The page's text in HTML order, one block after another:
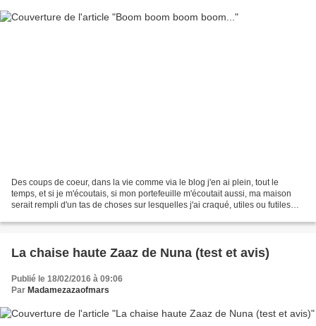
Des coups de coeur, dans la vie comme via le blog j'en ai plein, tout le
temps, et si je m'écoutais, si mon portefeuille m'écoutait aussi, ma maison
serait rempli d'un tas de choses sur lesquelles j'ai craqué, utiles ou futiles
La chaise haute Zaaz de Nuna (test et avis)
Publié le 18/02/2016 à 09:06
Par Madamezazaofmars